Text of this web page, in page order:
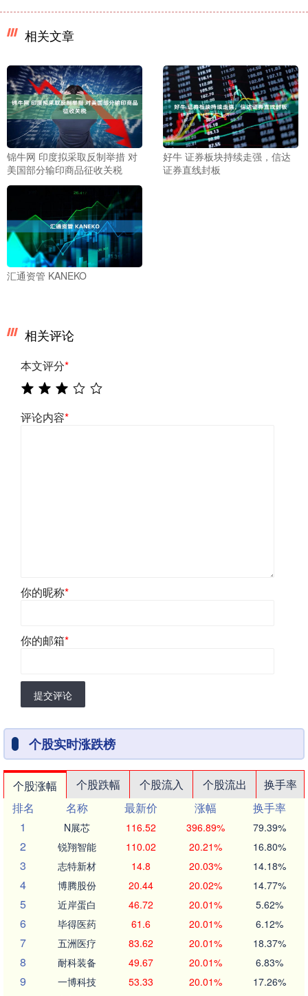
相关文章
锦牛网 印度拟采取反制举措 对
美国部分输印商品征收关税
好牛 证券板块持续走强，信达
证券直线封板
汇通资管 KANEKO
相关评论
本文评分*
评论内容*
你的昵称*
你的邮箱*
提交评论
个股实时涨跌榜
个股涨幅 个股跌幅 个股流入 个股流出
换手率
排名
名称 最新价 涨幅
换手率
1
N展芯 116.52 396.89% 79.39%
2 锐翔智能 110.02 20.21% 16.80%
3 志特新材 14.8 20.03% 14.18%
4 博腾股份 20.44 20.02% 14.77%
5 近岸蛋白 46.72 20.01% 5.62%
6 毕得医药 61.6 20.01% 6.12%
7 五洲医疗 83.62 20.01% 18.37%
8 耐科装备 49.67 20.01% 6.83%
9 一博科技 53.33 20.01% 17.26%